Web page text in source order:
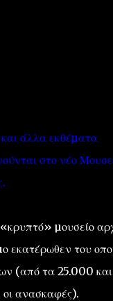
άλλα εκθέµατα
στο νέο
µουσείο
εκατέρωθεν του
(από τα 25.000 και
ανασκαφές).